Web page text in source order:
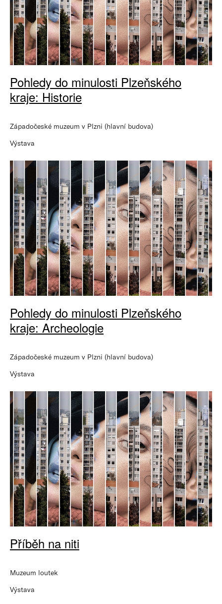
Pohledy do minulosti Plzeňského
kraje: Historie
Západočeské muzeum v Plzni (hlavní budova)
Výstava
Pohledy do minulosti Plzeňského
kraje: Archeologie
Západočeské muzeum v Plzni (hlavní budova)
Výstava
Příběh na niti
Muzeum loutek
Výstava